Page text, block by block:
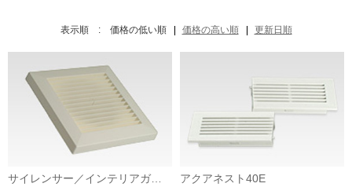
表示順 : 価格の低い順 価格の高い順 更新日順
アクアネスト40E